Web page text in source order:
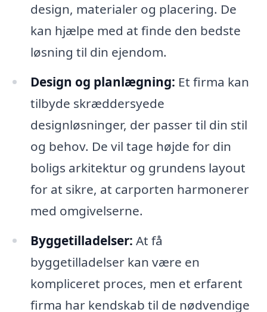
design, materialer og placering. De
kan hjælpe med at finde den bedste
løsning til din ejendom.
Design og planlægning: Et firma kan
tilbyde skræddersyede
designløsninger, der passer til din stil
og behov. De vil tage højde for din
boligs arkitektur og grundens layout
for at sikre, at carporten harmonerer
med omgivelserne.
Byggetilladelser: At få
byggetilladelser kan være en
kompliceret proces, men et erfarent
firma har kendskab til de nødvendige